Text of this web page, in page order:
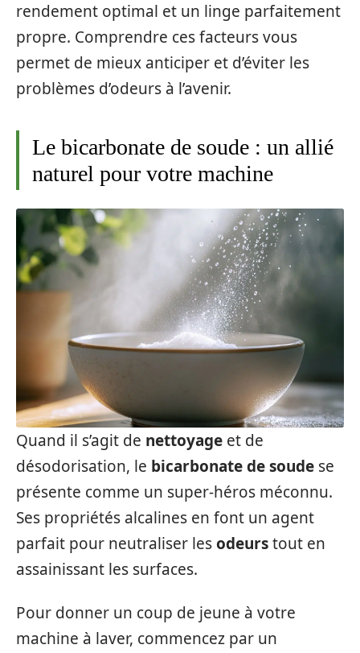
rendement optimal et un linge parfaitement
propre. Comprendre ces facteurs vous
permet de mieux anticiper et d’éviter les
problèmes d’odeurs à l’avenir.
Le bicarbonate de soude : un allié
naturel pour votre machine
Quand il s’agit de nettoyage et de
désodorisation, le bicarbonate de soude se
présente comme un super-héros méconnu.
Ses propriétés alcalines en font un agent
parfait pour neutraliser lesodeurstout en
assainissant les surfaces.
Pour donner un coup de jeune à votre
machine à laver, commencez par un